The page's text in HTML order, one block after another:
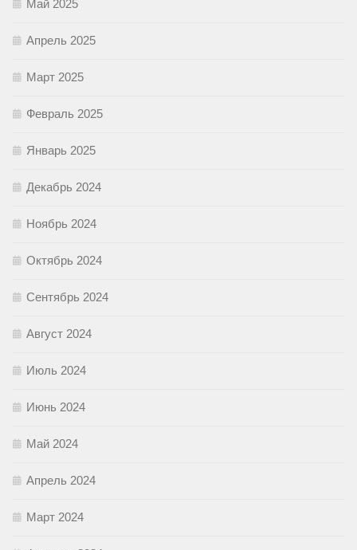
Май 2025
Апрель 2025
Март 2025
Февраль 2025
Январь 2025
Декабрь 2024
Ноябрь 2024
Октябрь 2024
Сентябрь 2024
Август 2024
Июль 2024
Июнь 2024
Май 2024
Апрель 2024
Март 2024